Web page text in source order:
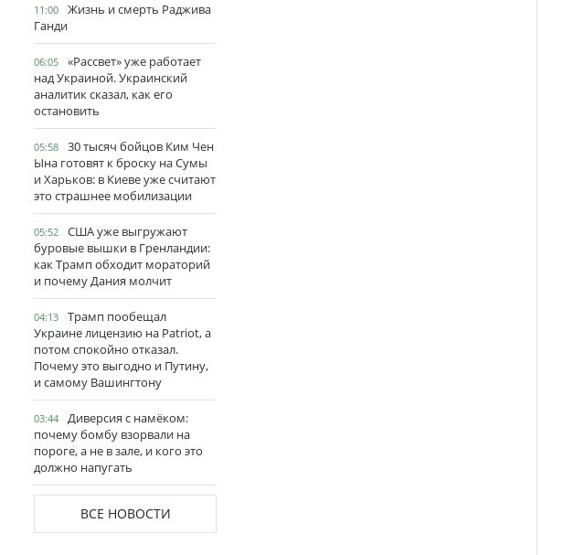
11:00
Жизнь и смерть Раджива
Ганди
06:05
«Рассвет» уже работает
над Украиной. Украинский
аналитик сказал, как его
остановить
05:58
30 тысяч бойцов Ким Чен
Ына готовят к броску на Сумы
и Харьков: в Киеве уже считают
это страшнее мобилизации
05:52
США уже выгружают
буровые вышки в Гренландии:
как Трамп обходит мораторий
и почему Дания молчит
04:13
Трамп пообещал
Украине лицензию на Patriot, а
потом спокойно отказал.
Почему это выгодно и Путину,
и самому Вашингтону
03:44
Диверсия с намёком:
почему бомбу взорвали на
пороге, а не в зале, и кого это
должно напугать
ВСЕ НОВОСТИ